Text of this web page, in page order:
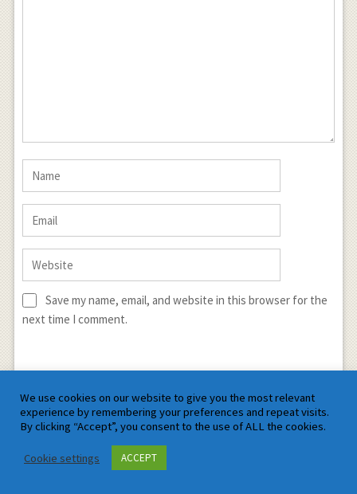
Save my name, email, and website in this browser for the
next time I comment.
Sign me up for the newsletter!
We use cookies on our website to give you the most relevant
experience by remembering your preferences and repeat visits.
By clicking “Accept”, you consent to the use of ALL the cookies.
Cookie settings ACCEPT